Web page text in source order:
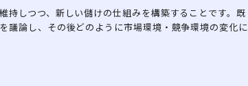
持しつつ、新しい儲けの仕組みを構築することです。既
議論し、その後どのように市場環境・競争環境の変化に